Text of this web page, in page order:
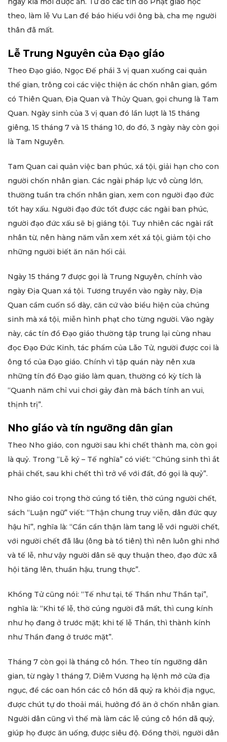
theo, làm lễ Vu Lan để báo hiếu với ông bà, cha mẹ người
thân đã mất.
Lễ Trung Nguyên của Đạo giáo
Theo Đạo giáo, Ngọc Đế phái 3 vị quan xuống cai quản
thế gian, trông coi các việc thiện ác chốn nhân gian, gồm
có Thiên Quan, Địa Quan và Thủy Quan, gọi chung là Tam
Quan. Ngày sinh của 3 vị quan đó lần lượt là 15 tháng
giêng, 15 tháng 7 và 15 tháng 10, do đó, 3 ngày này còn gọi
là Tam Nguyên.
Tam Quan cai quản việc ban phúc, xá tội, giải hạn cho con
người chốn nhân gian. Các ngài pháp lực vô cùng lớn,
thường tuần tra chốn nhân gian, xem con người đạo đức
tốt hay xấu. Người đạo đức tốt được các ngài ban phúc,
người đạo đức xấu sẽ bị giáng tội. Tuy nhiên các ngài rất
nhân từ, nên hàng năm vẫn xem xét xá tội, giảm tội cho
những người biết ăn năn hối cải.
Ngày 15 tháng 7 được gọi là Trung Nguyên, chính vào
ngày Địa Quan xá tội. Tương truyền vào ngày này, Địa
Quan cầm cuốn sổ dày, căn cứ vào biểu hiện của chúng
sinh mà xá tội, miễn hình phạt cho từng người. Vào ngày
này, các tín đồ Đạo giáo thường tập trung lại cùng nhau
đọc Đạo Đức Kinh, tác phẩm của Lão Tử, người được coi là
ông tổ của Đạo giáo. Chính vì tập quán này nên xưa
những tín đồ Đạo giáo làm quan, thường có kỳ tích là
“Quanh năm chỉ vui chơi gảy đàn mà bách tính an vui,
thịnh trị”.
Nho giáo và tín ngưỡng dân gian
Theo Nho giáo, con người sau khi chết thành ma, còn gọi
là quỷ. Trong “Lễ ký – Tế nghĩa” có viết: “Chúng sinh thì ắt
phải chết, sau khi chết thì trở về với đất, đó gọi là quỷ”.
Nho giáo coi trọng thờ cúng tổ tiên, thờ cúng người chết,
sách “Luận ngữ” viết: “Thận chung truy viễn, dân đức quy
hậu hĩ”, nghĩa là: “Cần cẩn thận làm tang lễ với người chết,
với người chết đã lâu (ông bà tổ tiên) thì nên luôn ghi nhớ
và tế lễ, như vậy người dân sẽ quy thuận theo, đạo đức xã
hội tăng lên, thuần hậu, trung thực”.
Khổng Tử cũng nói: “Tế như tại, tế Thần như Thần tại”,
nghĩa là: “Khi tế lễ, thờ cúng người đã mất, thì cung kính
như họ đang ở trước mặt; khi tế lễ Thần, thì thành kính
như Thần đang ở trước mặt”.
Tháng 7 còn gọi là tháng cô hồn. Theo tín ngưỡng dân
gian, từ ngày 1 tháng 7, Diêm Vương hạ lệnh mở cửa địa
ngục, để các oan hồn các cô hồn dã quỷ ra khỏi địa ngục,
được chút tự do thoải mái, hưởng đồ ăn ở chốn nhân gian.
Người dân cũng vì thế mà làm các lễ cúng cô hồn dã quỷ,
giúp họ được ăn uống, được siêu độ. Đồng thời, người dân